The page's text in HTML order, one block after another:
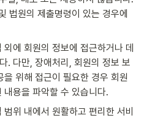
법원의 제출명령이 있는 경우에
에 회원의 정보에 접근하거나 데
. 다만, 장애처리, 회원의 정보 보
위해 접근이 필요한 경우 회원
용을 파악할 수 있습니다.
위 내에서 원활하고 편리한 서비